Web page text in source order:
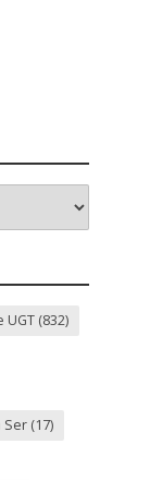
UGT(832)
Ser(17)